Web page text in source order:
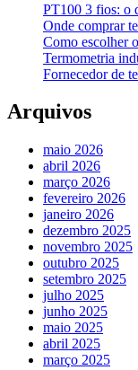
PT100 3 fios: o
Onde comprar
Como escolher
Termometria
Fornecedor de
Arquivos
maio 2026
abril 2026
março 2026
fevereiro 2026
janeiro 2026
dezembro 2025
novembro 2025
outubro 2025
setembro 2025
julho 2025
junho 2025
maio 2025
abril 2025
março 2025